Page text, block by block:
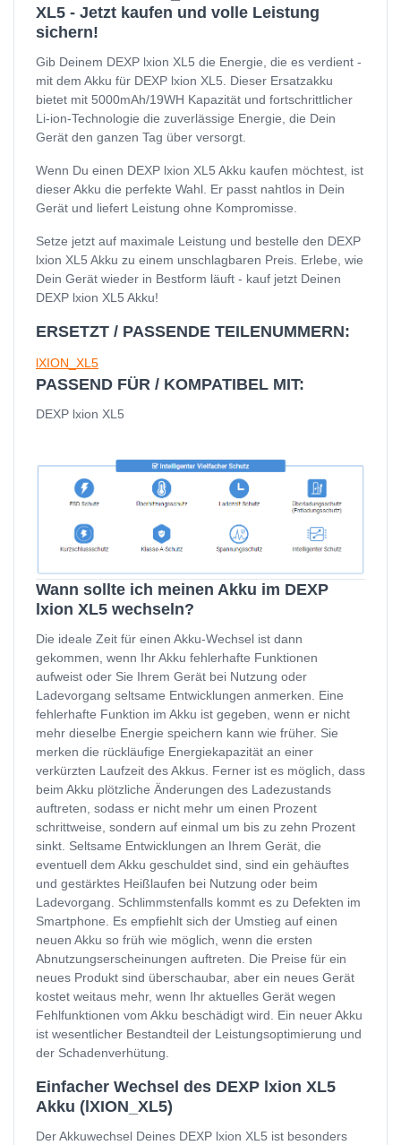
XL5 - Jetzt kaufen und volle Leistung
sichern!
Gib Deinem DEXP lxion XL5 die Energie, die es verdient -
mit dem Akku für DEXP lxion XL5. Dieser Ersatzakku
bietet mit 5000mAh/19WH Kapazität und fortschrittlicher
Li-ion-Technologie die zuverlässige Energie, die Dein
Gerät den ganzen Tag über versorgt.
Wenn Du einen DEXP lxion XL5 Akku kaufen möchtest, ist
dieser Akku die perfekte Wahl. Er passt nahtlos in Dein
Gerät und liefert Leistung ohne Kompromisse.
Setze jetzt auf maximale Leistung und bestelle den DEXP
lxion XL5 Akku zu einem unschlagbaren Preis. Erlebe, wie
Dein Gerät wieder in Bestform läuft - kauf jetzt Deinen
DEXP lxion XL5 Akku!
ERSETZT / PASSENDE TEILENUMMERN:
lXION_XL5
PASSEND FÜR / KOMPATIBEL MIT:
DEXP lxion XL5
Wann sollte ich meinen Akku im DEXP
lxion XL5 wechseln?
Die ideale Zeit für einen Akku-Wechsel ist dann
gekommen, wenn Ihr Akku fehlerhafte Funktionen
aufweist oder Sie Ihrem Gerät bei Nutzung oder
Ladevorgang seltsame Entwicklungen anmerken. Eine
fehlerhafte Funktion im Akku ist gegeben, wenn er nicht
mehr dieselbe Energie speichern kann wie früher. Sie
merken die rückläufige Energiekapazität an einer
verkürzten Laufzeit des Akkus. Ferner ist es möglich, dass
beim Akku plötzliche Änderungen des Ladezustands
auftreten, sodass er nicht mehr um einen Prozent
schrittweise, sondern auf einmal um bis zu zehn Prozent
sinkt. Seltsame Entwicklungen an Ihrem Gerät, die
eventuell dem Akku geschuldet sind, sind ein gehäuftes
und gestärktes Heißlaufen bei Nutzung oder beim
Ladevorgang. Schlimmstenfalls kommt es zu Defekten im
Smartphone. Es empfiehlt sich der Umstieg auf einen
neuen Akku so früh wie möglich, wenn die ersten
Abnutzungserscheinungen auftreten. Die Preise für ein
neues Produkt sind überschaubar, aber ein neues Gerät
kostet weitaus mehr, wenn Ihr aktuelles Gerät wegen
Fehlfunktionen vom Akku beschädigt wird. Ein neuer Akku
ist wesentlicher Bestandteil der Leistungsoptimierung und
der Schadenverhütung.
Einfacher Wechsel des DEXP lxion XL5
Akku (lXION_XL5)
Der Akkuwechsel Deines DEXP lxion XL5 ist besonders